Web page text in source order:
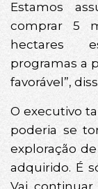
Estamos
comprar 5
hectares
programas a
favorável”,
O executivo
poderia se
exploração
adquirido. É
Vai